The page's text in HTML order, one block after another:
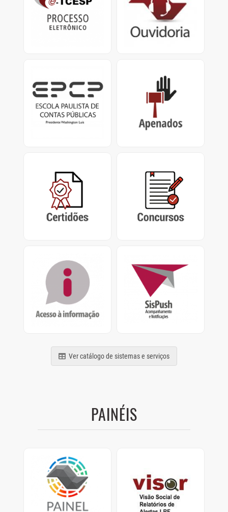
Eletrônico
TCESP: Central de
Atendimento
0800.800.7575
Escola Paulista de
Contas Públicas
Presidente Washington
Luís.
Impedimentos de
Contrato / Licitação,
Certificado de
Apenamento e
Certidão Negativa de
Contas Julgadas
Irregulares e Certidão de
Tempo de Contribuição
Concursos encerrados,
em andamento e
abertos do Tribunal de
Contas do Estado de São
Pedidos de Acesso nos
termos da Lei nº
12.527/2011
Sistema de
Acompanhamento e
Notificações de
relatórios, processos e
comunicados
Ver catálogo de sistemas e serviços
PAINÉIS
Painel Clima SP
Painel com dados de
como os Municípios
estão se preparando
Visão Social de
Relatórios de Alertas
LRF.